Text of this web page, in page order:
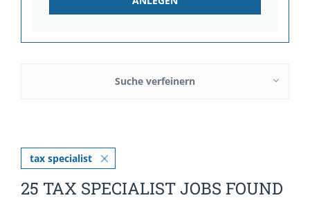
Suche verfeinern
tax specialist
25 TAX SPECIALIST JOBS FOUND